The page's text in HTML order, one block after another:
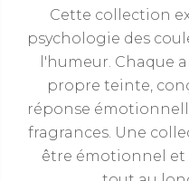
Cette collection
psychologie des
l'humeur. Chaque
propre teinte,
réponse
fragrances. Une
être émotionnel